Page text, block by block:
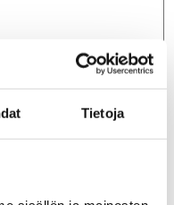
Tietoja